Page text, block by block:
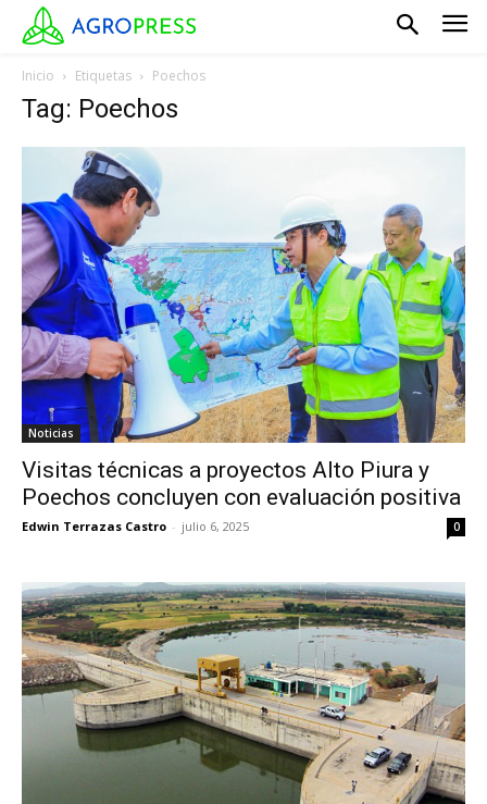
Inicio Etiquetas Poechos
Tag: Poechos
Noticias
Visitas técnicas a proyectos Alto Piura y
Poechos concluyen con evaluación positiva
Edwin Terrazas Castro - julio 6, 2025 0